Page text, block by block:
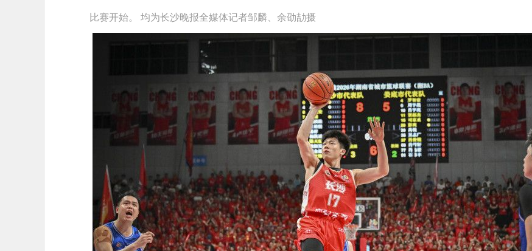
比赛开始。 均为长沙晚报全媒体记者邹麟、余劭劼摄